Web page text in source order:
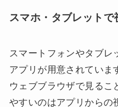
スマホ・タブレットで
スマートフォンやタブレ
アプリが用意されていま
ウェブブラウザで見るこ
やすいのはアプリからの